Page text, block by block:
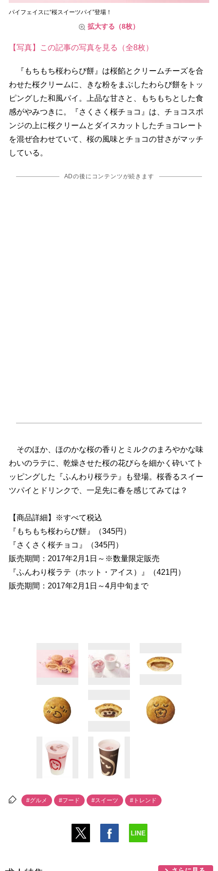
パイフェイスに“桜スイーツパイ”登場！
拡大する（8枚）
【写真】この記事の写真を見る（全8枚）
『もちもち桜わらび餅』は桜餡とクリームチーズを合
わせた桜クリームに、きな粉をまぶしたわらび餅をトッ
ピングした和風パイ。上品な甘さと、もちもちとした食
感がやみつきに。『さくさく桜チョコ』は、チョコスポ
ンジの上に桜クリームとダイスカットしたチョコレート
を混ぜ合わせていて、桜の風味とチョコの甘さがマッチ
している。
ADの後にコンテンツが続きます
そのほか、ほのかな桜の香りとミルクのまろやかな味
わいのラテに、乾燥させた桜の花びらを細かく砕いてト
ッピングした『ふんわり桜ラテ』も登場。桜香るスイー
ツパイとドリンクで、一足先に春を感じてみては？
【商品詳細】※すべて税込
『もちもち桜わらび餅』（345円）
『さくさく桜チョコ』（345円）
販売期間：2017年2月1日～※数量限定販売
『ふんわり桜ラテ（ホット・アイス）』（421円）
販売期間：2017年2月1日～4月中旬まで
#グルメ #フード #スイーツ #トレンド